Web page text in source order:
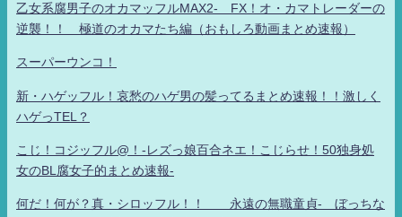
乙女系腐男子のオカマッフルMAX2- FX！オ・カマトレーダーの
逆襲！！ 極道のオカマたち編（おもしろ動画まとめ速報）
スーパーウンコ！
新・ハゲッフル！哀愁のハゲ男の髪ってるまとめ速報！！激しく
ハゲっTEL？
こじ！コジッフル@！-レズっ娘百合ネエ！こじらせ！50独身処
女のBL腐女子的まとめ速報-
何だ！何が？真・シロッフル！！ 永遠の無職童貞- ぼっちな